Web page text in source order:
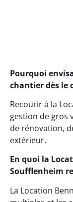
Pourquoi
chantier dès le
Recourir à la
gestion de gros
de rénovation,
extérieur.
En quoi la
Soufflenheim
La Location